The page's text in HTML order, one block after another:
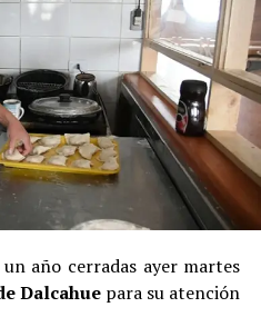
año cerradas ayer martes
Dalcahue para su atención